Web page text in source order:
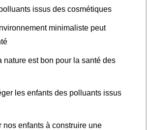
issus des cosmétiques
minimaliste peut
nature est bon pour la santé des
les enfants des polluants issus
nos enfants à construire une